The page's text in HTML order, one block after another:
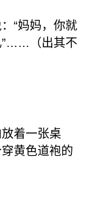
“妈妈，你就
”……（出其不
着一张桌
黄色道袍的